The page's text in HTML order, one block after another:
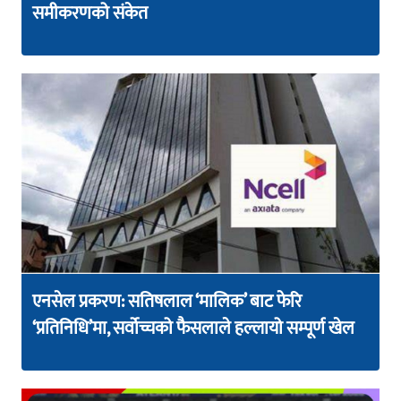
समीकरणको संकेत
एनसेल प्रकरण: सतिषलाल ‘मालिक’ बाट फेरि
‘प्रतिनिधि’मा, सर्वोच्चको फैसलाले हल्लायो सम्पूर्ण खेल